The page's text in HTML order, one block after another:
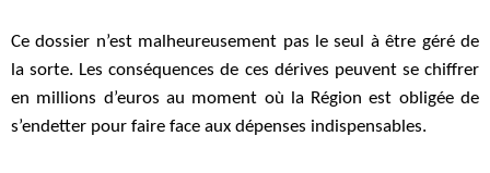
Ce dossier n’est malheureusement pas le seul à être géré de
la sorte. Les conséquences de ces dérives peuvent se chiffrer
en millions d’euros au moment où la Région est obligée de
s’endetter pour faire face aux dépenses indispensables.